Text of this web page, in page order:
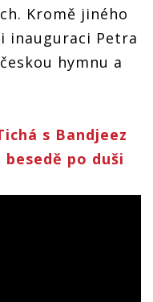
Kromě jiného
inauguraci Petra
hymnu a
s Bandjeez
po duši